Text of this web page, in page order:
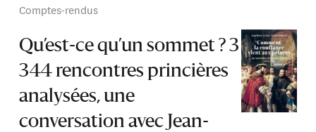
Comptes-rendus
Qu’est-ce qu’un sommet ? 3
344 rencontres princières
analysées, une
conversation avec Jean-